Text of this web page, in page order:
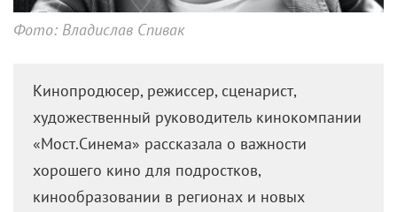
Фото: Владислав Спивак
Кинопродюсер, режиссер, сценарист,
художественный руководитель кинокомпании
«Мост.Синема» рассказала о важности
хорошего кино для подростков,
кинообразовании в регионах и новых